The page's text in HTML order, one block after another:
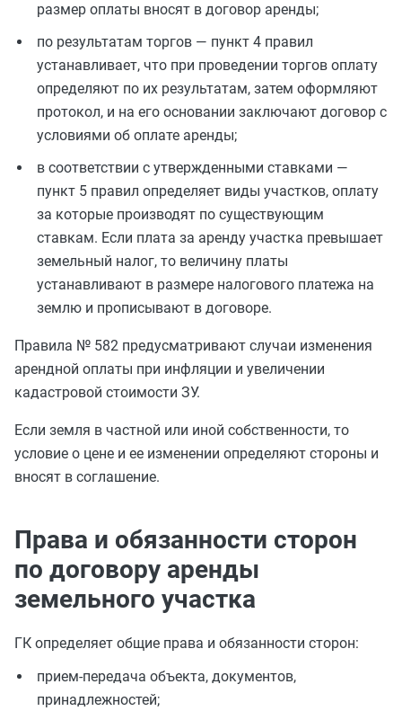
размер оплаты вносят в договор аренды;
по результатам торгов — пункт 4 правил
устанавливает, что при проведении торгов оплату
определяют по их результатам, затем оформляют
протокол, и на его основании заключают договор с
условиями об оплате аренды;
в соответствии с утвержденными ставками —
пункт 5 правил определяет виды участков, оплату
за которые производят по существующим
ставкам. Если плата за аренду участка превышает
земельный налог, то величину платы
устанавливают в размере налогового платежа на
землю и прописывают в договоре.
Правила № 582 предусматривают случаи изменения
арендной оплаты при инфляции и увеличении
кадастровой стоимости ЗУ.
Если земля в частной или иной собственности, то
условие о цене и ее изменении определяют стороны и
вносят в соглашение.
Права и обязанности сторон
по договору аренды
земельного участка
ГК определяет общие права и обязанности сторон:
прием-передача объекта, документов,
принадлежностей;